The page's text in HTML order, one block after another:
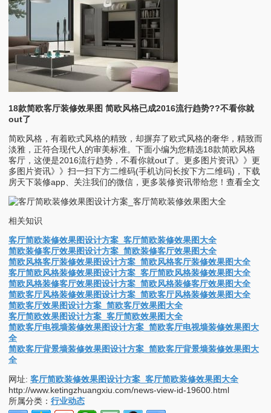
18款简欧客厅装修效果图 简欧风格已成2016流行趋势??不看你就
out了
简欧风格，有着欧式风格的精致，却摒弃了欧式风格的奢华，精致而
淡雅，正符合现代人的审美标准。下面小编为您精选18款简欧风格
客厅，这便是2016流行趋势，不看你就out了。更多图片资讯》》更
多图片资讯》》扫一扫下方二维码(手机访问长按下方二维码)，下载
房天下装修app、关注我们的微信，更多装修资讯带给您！查看全文
相关知识
客厅简欧装修效果图设计方案_客厅简欧装修效果图大全
简欧装修客厅效果图设计方案_简欧装修客厅效果图大全
简欧风格客厅装修效果图设计方案_简欧风格客厅装修效果图大全
客厅简欧风格装修效果图设计方案_客厅简欧风格装修效果图大全
简欧风格装修客厅效果图设计方案_简欧风格装修客厅效果图大全
简欧客厅风格装修效果图设计方案_简欧客厅风格装修效果图大全
简欧客厅效果图设计方案_简欧客厅效果图大全
客厅简欧效果图设计方案_客厅简欧效果图大全
简欧客厅电视墙装修效果图设计方案_简欧客厅电视墙装修效果图大
全
简欧客厅背景墙装修效果图设计方案_简欧客厅背景墙装修效果图大
全
网址: 客厅简欧装修效果图设计方案_客厅简欧装修效果图大全
http://www.ketingzhuangxiu.com/news-view-id-19600.html
所属分类： 行业动态